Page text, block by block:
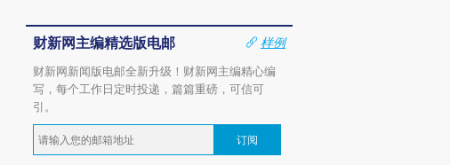
财新网主编精选版电邮
样例
财新网新闻版电邮全新升级！财新网主编精心编
写，每个工作日定时投递，篇篇重磅，可信可
引。
订阅